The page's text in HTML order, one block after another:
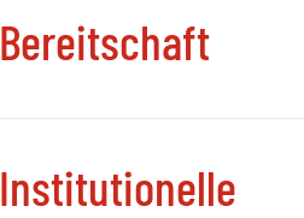
Bereitschaft
Institutionelle